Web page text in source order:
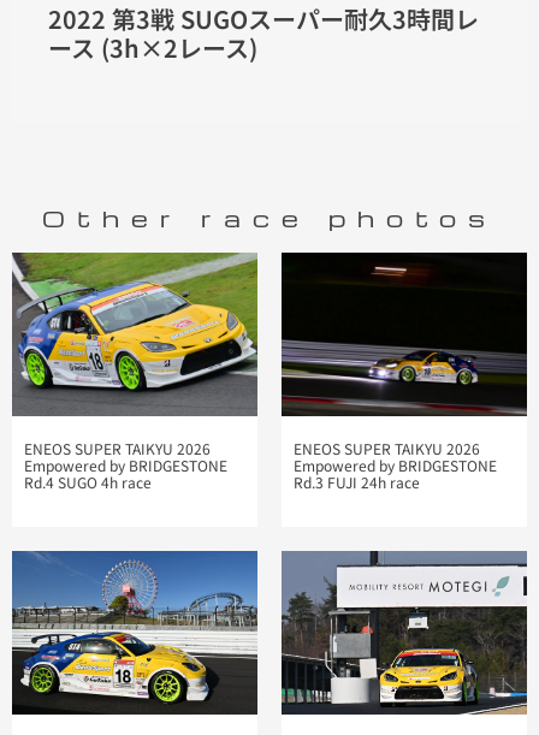
2022 第3戦 SUGOスーパー耐久3時間レ
ース (3h×2レース)
Other race photos
ENEOS SUPER TAIKYU 2026
Empowered by BRIDGESTONE
Rd.4 SUGO 4h race
ENEOS SUPER TAIKYU 2026
Empowered by BRIDGESTONE
Rd.3 FUJI 24h race